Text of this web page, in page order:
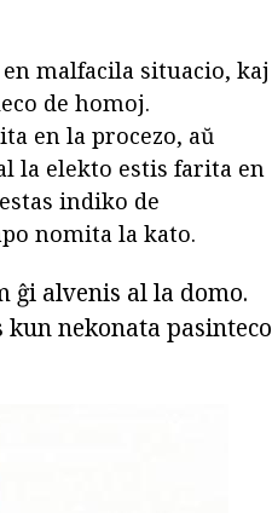
malfacila situacio, kaj
de homoj.
en la procezo, aŭ
la elekto estis farita en
indiko de
nomita la kato.
ĝi alvenis al la domo.
nekonata pasinteco